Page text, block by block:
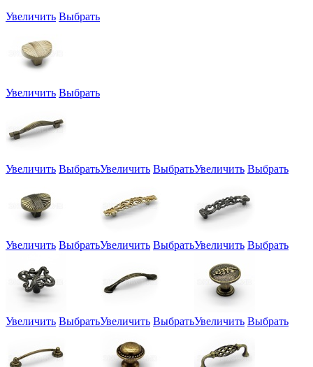
Увеличить Выбрать
Увеличить Выбрать
Увеличить ВыбратьУвеличить ВыбратьУвеличить Выбрать
Увеличить ВыбратьУвеличить ВыбратьУвеличить Выбрать
Увеличить ВыбратьУвеличить ВыбратьУвеличить Выбрать